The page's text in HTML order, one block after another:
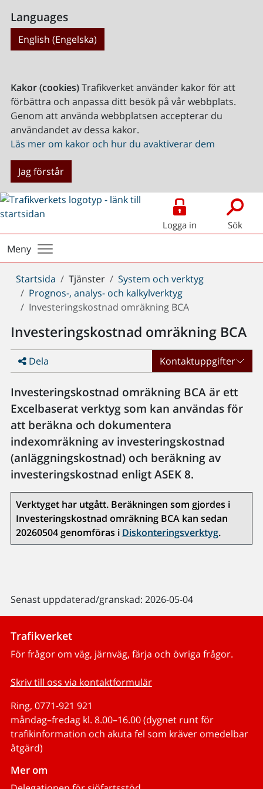
Languages
English (Engelska)
Kakor (cookies)Trafikverket använder kakor för att
förbättra och anpassa ditt besök på vår webbplats.
Genom att använda webbplatsen accepterar du
användandet av dessa kakor.
Läs mer om kakor och hur du avaktiverar dem
Jag förstår
Logga in Sök
Meny
Du
är
här:
Startsida Tjänster
System och verktyg
Prognos-, analys- och kalkylverktyg
Investeringskostnad omräkning BCA
Investeringskostnad omräkning BCA
Dela Kontaktuppgifter
Investeringskostnad omräkning BCA är ett
Excelbaserat verktyg som kan användas för
att beräkna och dokumentera
indexomräkning av investeringskostnad
(anläggningskostnad) och beräkning av
investeringskostnad enligt ASEK 8.
Verktyget har utgått. Beräkningen som gjordes i
Investeringskostnad omräkning BCA kan sedan
20260504 genomföras i Diskonteringsverktyg.
Senast uppdaterad/granskad: 2026-05-04
Trafikverket
För frågor om väg, järnväg, färja och övriga frågor.
Skriv till oss via kontaktformulär
Ring, 0771-921 921
måndag–fredag kl. 8.00–16.00 (dygnet runt för
trafikinformation och akuta fel som kräver omedelbar
åtgärd)
Mer om